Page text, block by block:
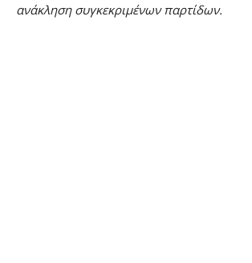
ανάκληση συγκεκριμένων παρτίδων.